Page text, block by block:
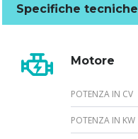
Specifiche tecniche
Motore
POTENZA IN CV
POTENZA IN KW